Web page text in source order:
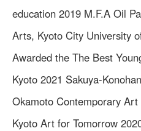
education 2019 M.F.A Oil
Arts, Kyoto City University
Awarded the The Best
Kyoto 2021 Sakuya-
Okamoto Contemporary
Kyoto Art for Tomorrow